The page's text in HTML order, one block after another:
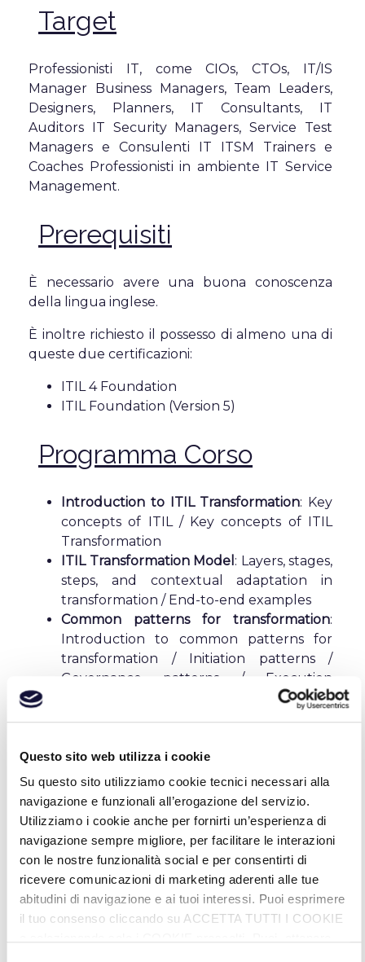
Questo sito web utilizza i cookie
Su questo sito utilizziamo cookie tecnici necessari alla
navigazione e funzionali all’erogazione del servizio.
Utilizziamo i cookie anche per fornirti un’esperienza di
navigazione sempre migliore, per facilitare le interazioni
con le nostre funzionalità social e per consentirti di
ricevere comunicazioni di marketing aderenti alle tue
abitudini di navigazione e ai tuoi interessi. Puoi esprimere
il tuo consenso cliccando su ACCETTA TUTTI I COOKIE
Target
Professionisti IT, come CIOs, CTOs, IT/IS
Manager Business Managers, Team Leaders,
Designers, Planners, IT Consultants, IT
Auditors IT Security Managers, Service Test
Managers e Consulenti IT ITSM Trainers e
Coaches Professionisti in ambiente IT Service
Management.
Prerequisiti
È necessario avere una buona conoscenza
della lingua inglese.
È inoltre richiesto il possesso di almeno una di
queste due certificazioni:
ITIL 4 Foundation
ITIL Foundation (Version 5)
Programma Corso
Introduction to ITIL Transformation: Key
concepts of ITIL / Key concepts of ITIL
Transformation
ITIL Transformation Model : Layers, stages,
steps, and contextual adaptation in
transformation / End-to-end examples
Common patterns for transformation:
Introduction to common patterns for
transformation / Initiation patterns /
Governance patterns / Execution
Measurement and evidence / Learning
and knowledge transfer
ITIL & AI: Transformation in the AI context
/ AI Governance
ITIL and other frameworks: ITIL & DevOps
/ ITIL & PRINCE2
Certificazione